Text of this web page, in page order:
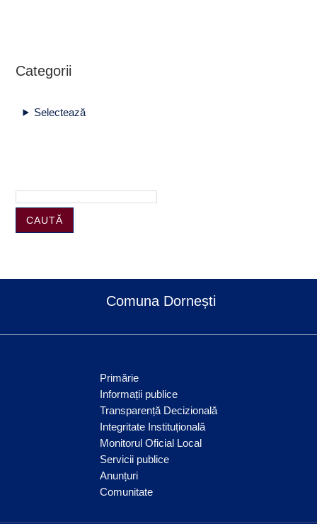
Categorii
Selectează
CAUTĂ
Comuna Dornești
Primărie
Informații publice
Transparență Decizională
Integritate Instituțională
Monitorul Oficial Local
Servicii publice
Anunțuri
Comunitate